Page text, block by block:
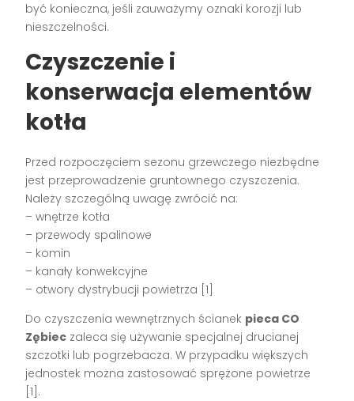
być konieczna, jeśli zauważymy oznaki korozji lub
nieszczelności.
Czyszczenie i
konserwacja elementów
kotła
Przed rozpoczęciem sezonu grzewczego niezbędne
jest przeprowadzenie gruntownego czyszczenia.
Należy szczególną uwagę zwrócić na:
– wnętrze kotła
– przewody spalinowe
– komin
– kanały konwekcyjne
– otwory dystrybucji powietrza [1]
Do czyszczenia wewnętrznych ścianek pieca CO
Zębiec zaleca się używanie specjalnej drucianej
szczotki lub pogrzebacza. W przypadku większych
jednostek można zastosować sprężone powietrze
[1].